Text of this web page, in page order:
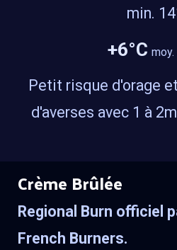
min. 1 4
+6°C
Petit risque d'orage
d'averses avec 1 à
Crème Brûlée
Regional Burn officiel
French Burners.